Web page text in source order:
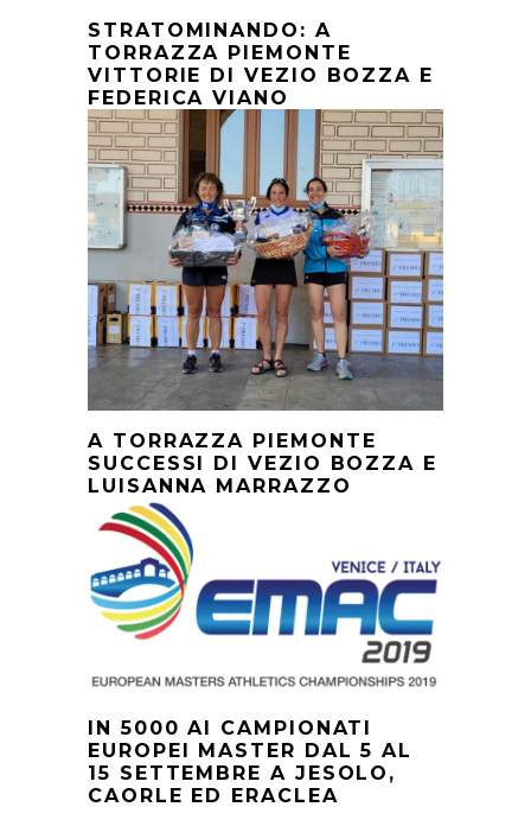
STRATOMINANDO: A
TORRAZZA PIEMONTE
VITTORIE DI VEZIO BOZZA E
FEDERICA VIANO
A TORRAZZA PIEMONTE
SUCCESSI DI VEZIO BOZZA E
LUISANNA MARRAZZO
IN 5000 AI CAMPIONATI
EUROPEI MASTER DAL 5 AL
15 SETTEMBRE A JESOLO,
CAORLE ED ERACLEA